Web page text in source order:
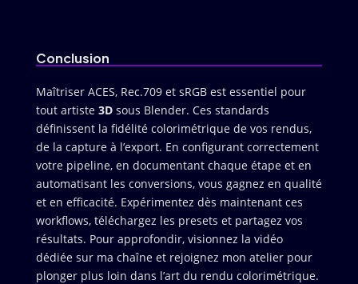
Conclusion
Maîtriser ACES, Rec.709 et sRGB est essentiel pour
tout artiste 3Dsous Blender. Ces standards
définissent la fidélité colorimétrique de vos rendus,
de la capture à l’export. En configurant correctement
votre pipeline, en documentant chaque étape et en
automatisant les conversions, vous gagnez en qualité
et en efficacité. Expérimentez dès maintenant ces
workflows, téléchargez les presets et partagez vos
résultats. Pour approfondir, visionnez la vidéo
dédiée sur ma chaîne et rejoignez mon atelier pour
plonger plus loin dans l’art du rendu colorimétrique.